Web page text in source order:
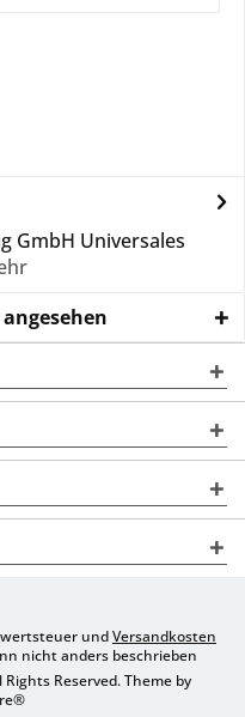
GmbH Universales
undVersandkosten
nicht anders beschrieben
Reserved. Theme by